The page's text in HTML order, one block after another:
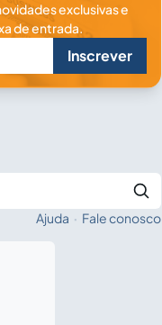
exclusivas e
de entrada.
Inscrever
Ajuda · Fale conosco